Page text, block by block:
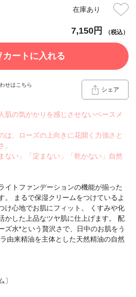
7,150円 （税込）
在庫あり
せはこちら
シェア
肌の気がかりを感じさせないベースメ
は、ローズの上向きに花開く力強さと
。
ない」「淀まない」「乾かない」自然
イトファンデーションの機能が揃った
。 まるで保湿クリームをつけているよ
け心地でお肌にフィット。 くすみや化
かした上品なツヤ肌に仕上げます。 配
ズ水*という贅沢さで、日中のお肌をう
由来精油を主体とした天然精油の自然
〕